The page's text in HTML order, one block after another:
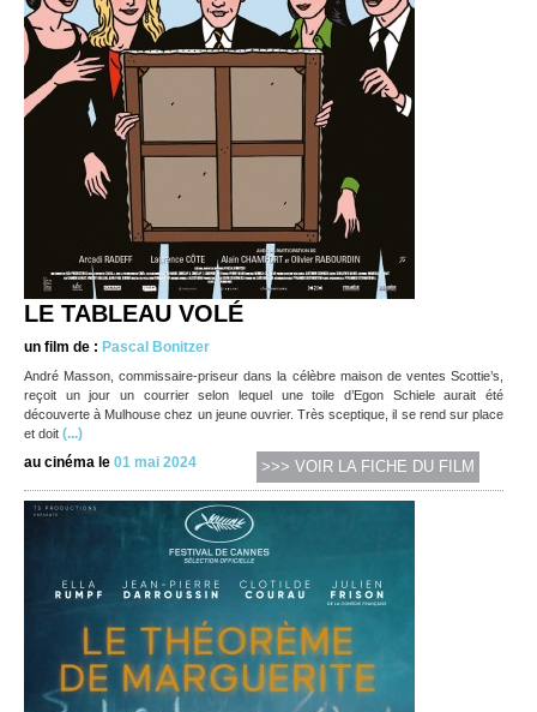
LE TABLEAU VOLÉ
un film de : Pascal Bonitzer
André Masson, commissaire-priseur dans la célèbre maison de ventes Scottie’s,
reçoit un jour un courrier selon lequel une toile d’Egon Schiele aurait été
découverte à Mulhouse chez un jeune ouvrier. Très sceptique, il se rend sur place
et doit (...)
au cinéma le 01 mai 2024 >>> VOIR LA FICHE DU FILM